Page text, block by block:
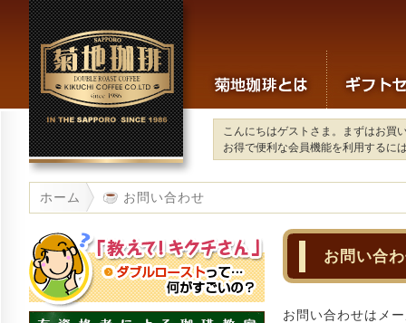
こんにちはゲストさま。まずはお買
お得で便利な会員機能を利用するに
ホーム お問い合わせ
お問い合
お問い合わせはメ